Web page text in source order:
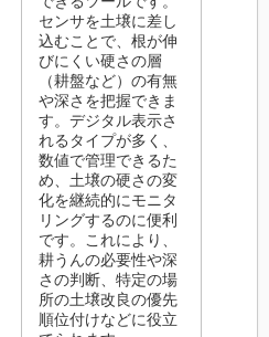
センサを土壌に差し
込むことで、根が伸
びにくい硬さの層
（耕盤など）の有無
や深さを把握できま
す。デジタル表示さ
れるタイプが多く、
数値で管理できるた
め、土壌の硬さの変
化を継続的にモニタ
リングするのに便利
です。これにより、
耕うんの必要性や深
さの判断、特定の場
所の土壌改良の優先
順位付けなどに役立